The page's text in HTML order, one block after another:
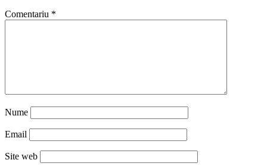
Comentariu *
Nume
Email
Site web